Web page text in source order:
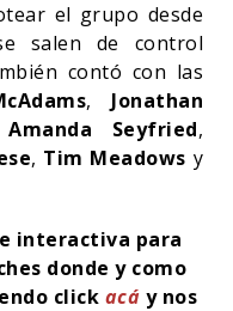
el grupo desde
salen de control
contó con las
, Jonathan
Amanda Seyfried,
, Tim Meadows y
interactiva para
donde y como
click acá y nos